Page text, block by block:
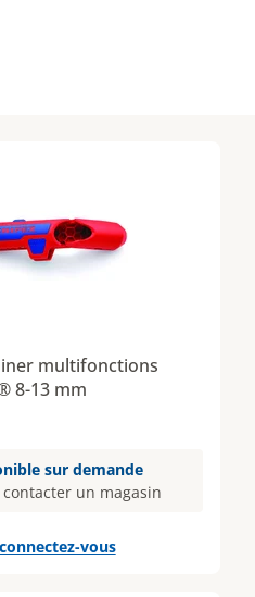
multifonctions
8-13 mm
sur demande
un magasin
connectez-vous